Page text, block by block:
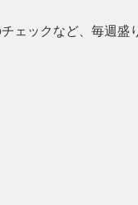
ェックなど、毎週盛